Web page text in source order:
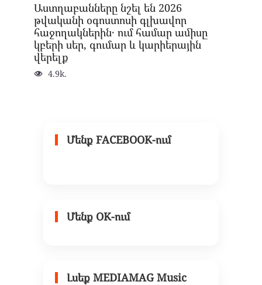
Աստղաբանները նշել են 2026
թվականի օգոստոսի գլխավոր
հաջողակներին․ ում համար ամիսը
կբերի սեր, գումար և կարիերային
վերելք
4.9k.
Մենք FACEBOOK-ում
Մենք OK-ում
Լսեք MEDIAMAG Music